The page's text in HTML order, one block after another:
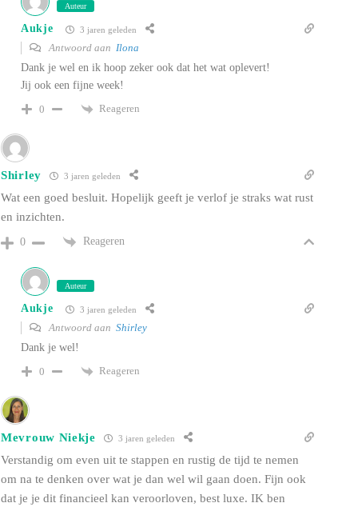
Auteur
Aukje 3 jaren geleden
Antwoord aan Ilona
Dank je wel en ik hoop zeker ook dat het wat oplevert!
Jij ook een fijne week!
0
Reageren
Shirley 3 jaren geleden
Wat een goed besluit. Hopelijk geeft je verlof je straks wat rust
en inzichten.
0 Reageren
Auteur
Aukje 3 jaren geleden
Antwoord aan Shirley
Dank je wel!
0
Reageren
Mevrouw Niekje 3 jaren geleden
Verstandig om even uit te stappen en rustig de tijd te nemen
om na te denken over wat je dan wel wil gaan doen. Fijn ook
dat je je dit financieel kan veroorloven, best luxe. IK ben